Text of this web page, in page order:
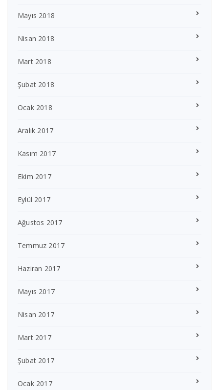
Mayıs 2018
Nisan 2018
Mart 2018
Şubat 2018
Ocak 2018
Aralık 2017
Kasım 2017
Ekim 2017
Eylül 2017
Ağustos 2017
Temmuz 2017
Haziran 2017
Mayıs 2017
Nisan 2017
Mart 2017
Şubat 2017
Ocak 2017